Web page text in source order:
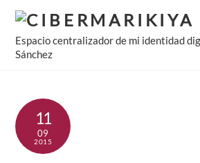
Skip
content
Espacio centralizador de mi identidad
Sánchez
11
09
2015